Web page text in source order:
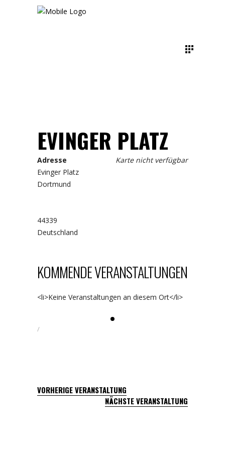
EVINGER PLATZ
Karte nicht verfügbar
Adresse
Evinger Platz
Dortmund
44339
Deutschland
KOMMENDE VERANSTALTUNGEN
<li>Keine Veranstaltungen an diesem Ort</li>
VORHERIGE VERANSTALTUNG
NÄCHSTE VERANSTALTUNG